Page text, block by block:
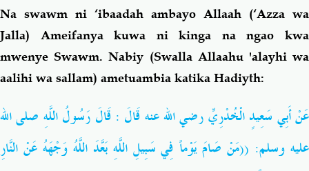
Na swawm ni ‘ibaadah ambayo Allaah (‘Azza wa
Jalla) Ameifanya kuwa ni kinga na ngao kwa
mwenye Swawm. Nabiy (Swalla Allaahu 'alayhi wa
aalihi wa sallam) ametuambia katika Hadiyth:
عَنْ أَبِي سَعِيدٍ الْخُدْرِيِّ رضي الله عنه قَالَ : قَالَ رَسُولُ اللَّهِ صلى الله
عليه وسلم: ((مَنْ صَامَ يَوْماً فِي سَبِيلِ اللَّهِ بَعَّدَ اللَّهُ وَجْهَهُ عَنْ النَّارِ